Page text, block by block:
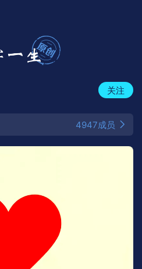
一生
关注
4947成员